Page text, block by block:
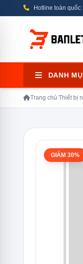
Hotline toàn quốc:
DANH
Trang chủ/Thiết bị
GIẢM 30%